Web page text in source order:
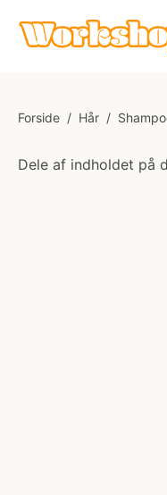
Forside / Hår /
Dele af indholdet på